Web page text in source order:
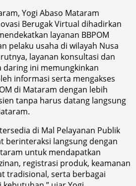
Yogi Abaso Mataram
Berugak Virtual dihadirkan
layanan BBPOM
pelaku usaha di wilayah Nusa
layanan konsultasi dan
daring ini memungkinkan
informasi serta mengakses
di Mataram dengan lebih
tanpa harus datang langsung
di Mal Pelayanan Publik
berinteraksi langsung dengan
untuk mendapatkan
registrasi produk, keamanan
tradisional, serta berbagai